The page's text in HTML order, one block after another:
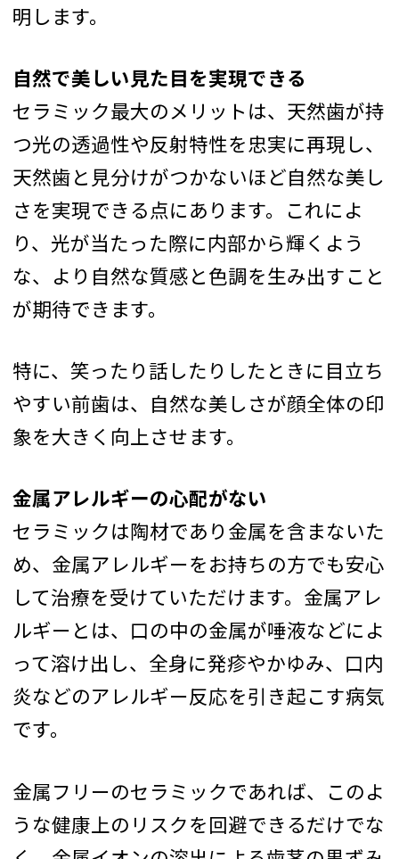
明します。
自然で美しい見た目を実現できる
セラミック最大のメリットは、天然歯が持
つ光の透過性や反射特性を忠実に再現し、
天然歯と見分けがつかないほど自然な美し
さを実現できる点にあります。これによ
り、光が当たった際に内部から輝くよう
な、より自然な質感と色調を生み出すこと
が期待できます。
特に、笑ったり話したりしたときに目立ち
やすい前歯は、自然な美しさが顔全体の印
象を大きく向上させます。
金属アレルギーの心配がない
セラミックは陶材であり金属を含まないた
め、金属アレルギーをお持ちの方でも安心
して治療を受けていただけます。金属アレ
ルギーとは、口の中の金属が唾液などによ
って溶け出し、全身に発疹やかゆみ、口内
炎などのアレルギー反応を引き起こす病気
です。
金属フリーのセラミックであれば、このよ
うな健康上のリスクを回避できるだけでな